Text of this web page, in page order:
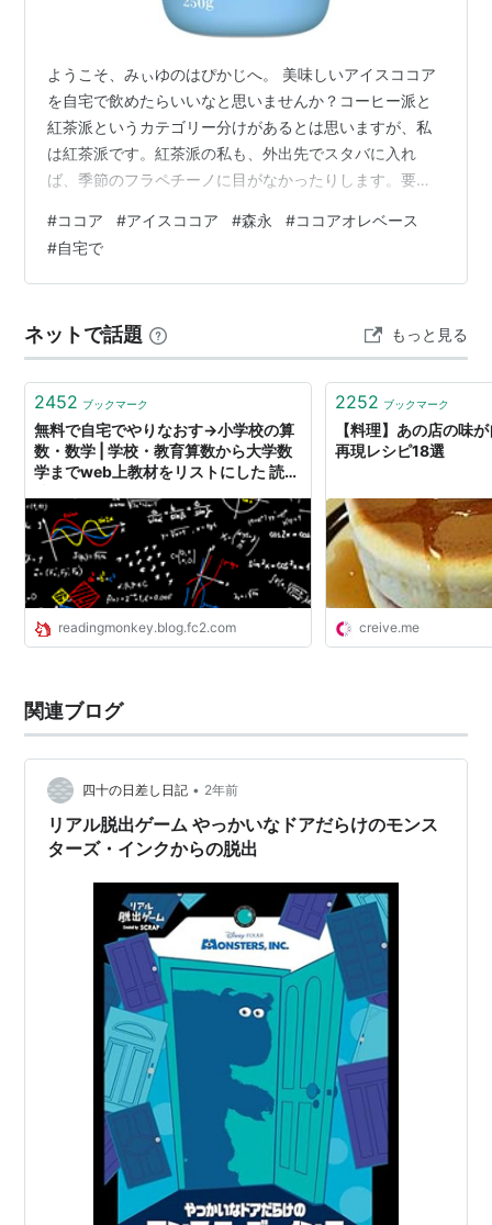
ようこそ、みぃゆのはぴかじへ。 美味しいアイスココア
を自宅で飲めたらいいなと思いませんか？コーヒー派と
紅茶派というカテゴリー分けがあるとは思いますが、私
は紅茶派です。紅茶派の私も、外出先でスタバに入れ
ば、季節のフラペチーノに目がなかったりします。要
では必ずといっていい程、アイスココアを頼んでいま
す。最近のお気に入りは、コメダ珈琲店でのアイスココ
ア。ココアの上に、ソフトクリームが乗っているんで
に適した商品がありますので、ご紹介いたします。 アイ
スココアを美味しく飲むためには アイスココアに求める
#ココア #アイスココア #森永 #ココアオレベース
#自宅で
ネットで話題 もっと見る
2452 ブックマーク
無料で自宅でやりなおす→小学校の算
数・数学 | 学校・教育算数から大学数
学までweb上教材をリストにした 読書
readers
readingmonkey.blog.fc2.com
2252 ブックマーク
【料理】あの店の味
再現レシピ18選
creive.me
関連ブログ
四十の日差し日記 • 2年前
リアル脱出ゲーム やっかいなドアだらけのモンス
ターズ・インクからの脱出